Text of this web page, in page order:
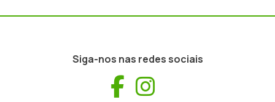
Siga-nos nas redes sociais
Facebook